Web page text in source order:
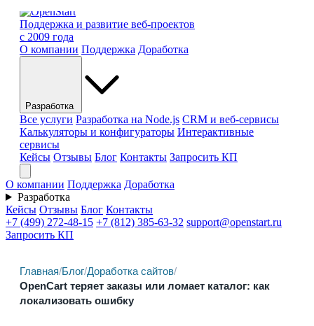
Поддержка и развитие веб-проектов
с 2009 года
О компании Поддержка Доработка
Разработка
Все услуги Разработка на Node.js CRM и веб-сервисы
Калькуляторы и конфигураторы Интерактивные
сервисы
Кейсы Отзывы Блог Контакты Запросить КП
О компании Поддержка Доработка
Разработка
Кейсы Отзывы Блог Контакты
+7 (499) 272-48-15 +7 (812) 385-63-32 support@openstart.ru
Запросить КП
Главная/Блог/Доработка сайтов/
OpenCart теряет заказы или ломает каталог: как
локализовать ошибку